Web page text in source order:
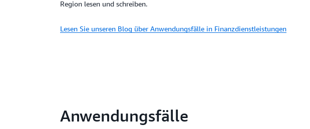
Region lesen und schreiben.
Lesen Sie unseren Blog über Anwendungsfälle in Finanzdienstleistungen
Anwendungsfälle